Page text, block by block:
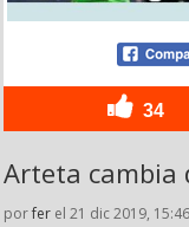
34
Arteta cambia
porfer el 21 dic 2019, 15:46